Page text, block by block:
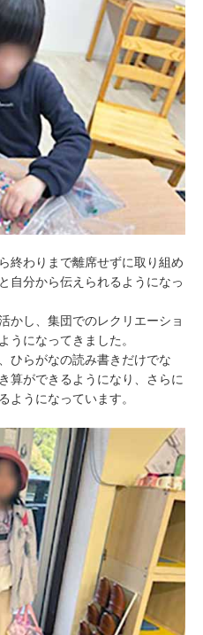
終わりまで離席せずに取り組め
自分から伝えられるようになっ
かし、集団でのレクリエーショ
うになってきました。
ひらがなの読み書きだけでな
算ができるようになり、さらに
ようになっています。